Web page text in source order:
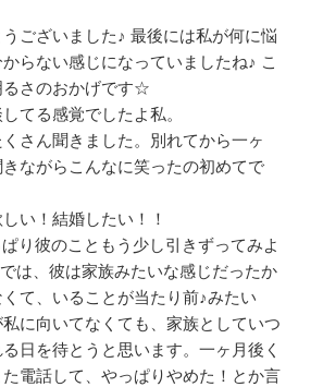
ございました♪ 最後には私が何に悩
らない感じになっていましたね♪ こ
るさのおかげです☆
てる感覚でしたよ私。
さん聞きました。別れてから一ヶ
ながらこんなに笑ったの初めてで
い！結婚したい！！
り彼のこともう少し引きずってみよ
は、彼は家族みたいな感じだったか
て、いることが当たり前♪みたい
に向いてなくても、家族としていつ
日を待とうと思います。一ヶ月後く
電話して、やっぱりやめた！とか言